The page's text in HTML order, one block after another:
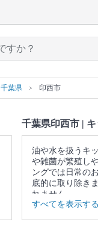
千葉県 印西市
千葉県印西市 |
油や水を扱うキ
や雑菌が繁殖し
ングでは日常の
底的に取り除き
れません。
▼表示価格に含
範囲
すべてを表示する